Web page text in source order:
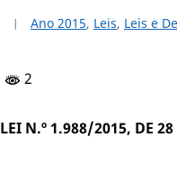
Ano 2015, Leis, Leis e
2
LEI N.º 1.988/2015, DE